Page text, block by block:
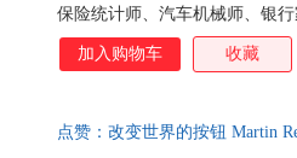
保险统计师、汽车机械师、银
加入购物车 收藏
点赞：改变世界的按钮 Martin